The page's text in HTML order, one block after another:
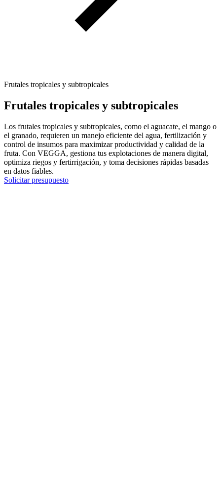
Frutales tropicales y subtropicales
Frutales tropicales y subtropicales
Los frutales tropicales y subtropicales, como el aguacate, el mango o
el granado, requieren un manejo eficiente del agua, fertilización y
control de insumos para maximizar productividad y calidad de la
fruta. Con VEGGA, gestiona tus explotaciones de manera digital,
optimiza riegos y fertirrigación, y toma decisiones rápidas basadas
en datos fiables.
Solicitar presupuesto